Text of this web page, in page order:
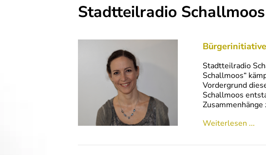
Stadtteilradio Schallmoos
Stadtteilradio
Schallmoos“
Vordergrund
Schallmoos
Weiterlesen ...